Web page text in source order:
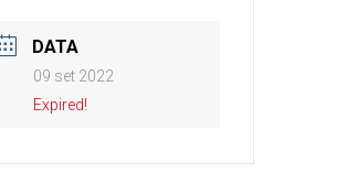
DATA
09 set 2022
Expired!